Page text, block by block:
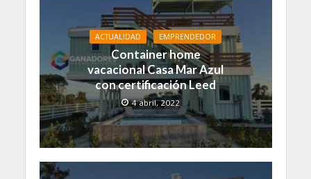
ACTUALIDAD EMPRENDEDOR
Container home
vacacional Casa Mar Azul
con certificación Leed
4 abril, 2022